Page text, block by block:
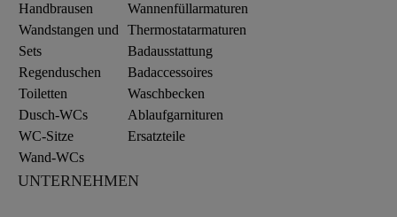
Handbrausen
Wandstangen und
Sets
Regenduschen
Toiletten
Dusch-WCs
WC-Sitze
Wand-WCs
Wannenfüllarmaturen
Thermostatarmaturen
Badausstattung
Badaccessoires
Waschbecken
Ablaufgarnituren
Ersatzteile
UNTERNEHMEN